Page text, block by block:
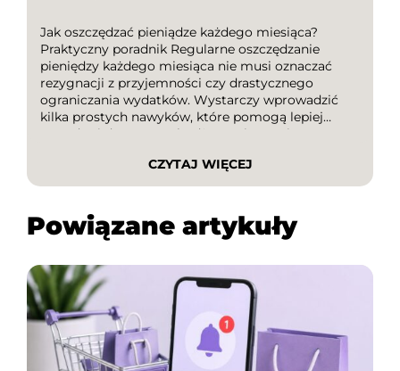
Jak oszczędzać pieniądze każdego miesiąca?
Praktyczny poradnik Regularne oszczędzanie
pieniędzy każdego miesiąca nie musi oznaczać
rezygnacji z przyjemności czy drastycznego
ograniczania wydatków. Wystarczy wprowadzić
kilka prostych nawyków, które pomogą lepiej
zarządzać domowym budżetem i stopniowo
tym poradniku dowiesz się, jak skutecznie
oszczędzać, na co zwrócić uwagę podczas
kody […]
CZYTAJ WIĘCEJ
Powiązane artykuły